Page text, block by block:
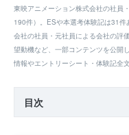
東映アニメーション株式会社の社員
190件）。ESや本選考体験記は31
会社の社員・元社員による会社の評
望動機など、一部コンテンツを公開
情報やエントリーシート・体験記全
目次